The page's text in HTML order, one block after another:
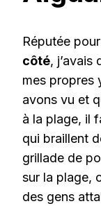
Réputée
côté, j’avais
mes propres
avons vu et
à la plage, il
qui braillent
grillade de
sur la plage,
des gens